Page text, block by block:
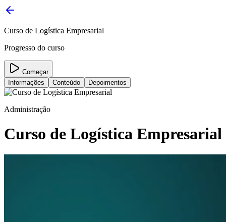
Curso de Logística Empresarial
Progresso do curso
Começar
Informações
Conteúdo Depoimentos
Administração
Curso de Logística Empresarial